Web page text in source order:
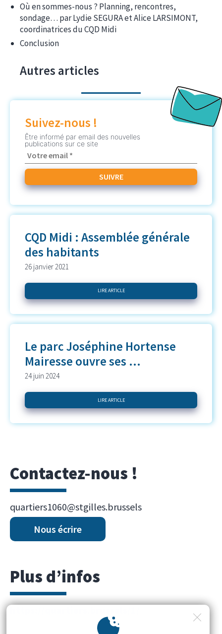
Où en sommes-nous ? Planning, rencontres,
sondage… par Lydie SEGURA et Alice LARSIMONT,
coordinatrices du CQD Midi
Conclusion
Autres articles
Suivez-nous !
Être informé par email des nouvelles
publications sur ce site
CQD Midi : Assemblée générale
des habitants
26 janvier 2021
LIRE ARTICLE
Le parc Joséphine Hortense
Mairesse ouvre ses ...
24 juin 2024
LIRE ARTICLE
Contactez-nous !
quartiers1060@stgilles.brussels
Nous écrire
Plus d’infos